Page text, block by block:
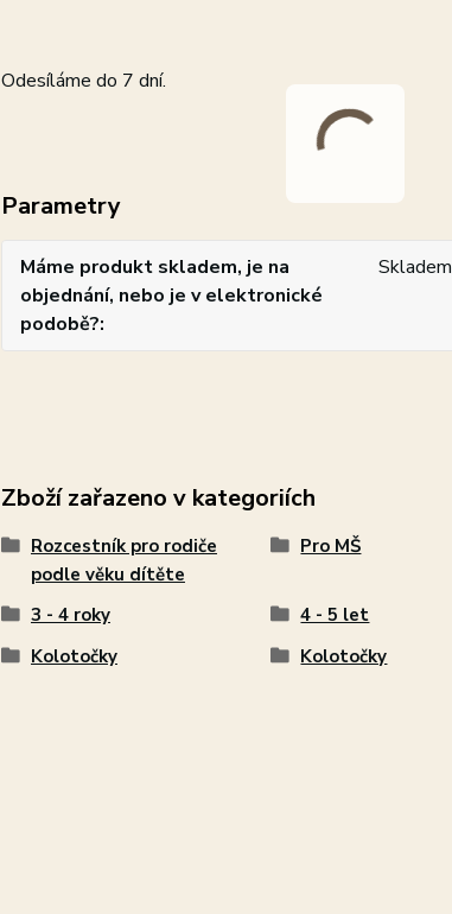
Odesíláme do 7 dní.
Parametry
Máme produkt skladem, je na
objednání, nebo je v elektronické
podobě?
Skladem
Zboží zařazeno v kategoriích
Rozcestník pro rodiče
podle věku dítěte
Pro MŠ
3 - 4 roky 4 - 5 let
Kolotočky
Kolotočky